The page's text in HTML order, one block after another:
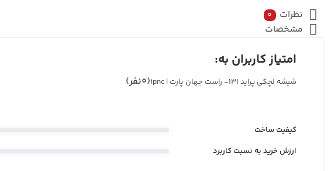
نظرات 0
مشخصات
امتیاز کاربران به:
شیشه لچکی پراید 131- راست جهان پارت | ipnc (0نفر)
کیفیت ساخت
ارزش خرید به نسبت کاربرد